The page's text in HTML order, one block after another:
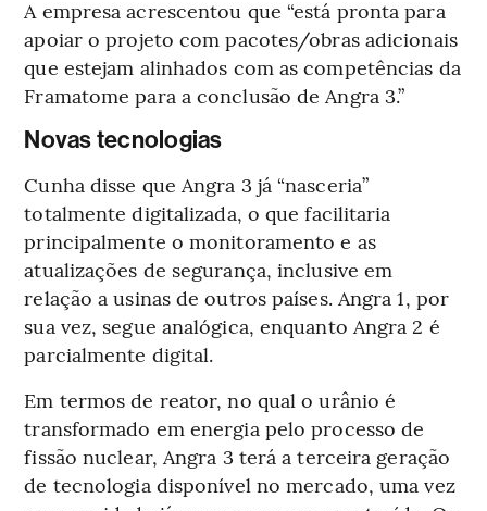
A empresa acrescentou que “está pronta para
apoiar o projeto com pacotes/obras adicionais
que estejam alinhados com as competências da
Framatome para a conclusão de Angra 3.”
Novas tecnologias
Cunha disse que Angra 3 já “nasceria”
totalmente digitalizada, o que facilitaria
principalmente o monitoramento e as
atualizações de segurança, inclusive em
relação a usinas de outros países. Angra 1, por
sua vez, segue analógica, enquanto Angra 2 é
parcialmente digital.
Em termos de reator, no qual o urânio é
transformado em energia pelo processo de
fissão nuclear, Angra 3 terá a terceira geração
de tecnologia disponível no mercado, uma vez